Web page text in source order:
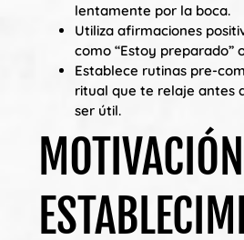
lentamente por la boca.
Utiliza afirmaciones
como “Estoy preparado”
Establece rutinas pre-
ritual que te relaje antes
ser útil.